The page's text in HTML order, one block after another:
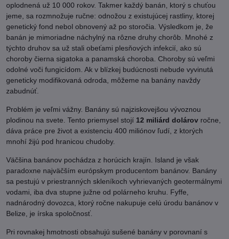
oplodnená už 10 000 rokov. Takmer každý banán, ktorý s chuťou
jeme, sa rozmnožuje ručne: odnožou z existujúcej rastliny, ktorej
genetický fond nebol obnovený až po storočia. Výsledkom je, že
banán je mimoriadne náchylný na rôzne druhy chorôb. Mnohé z
týchto druhov sa už stali obeťami plesňových infekcií, ako sú
choroby čierna sigatoka a panamská choroba. Choroby sú veľmi
odolné voči fungicídom. Ak v blízkej budúcnosti nebude vyvinutá
geneticky modifikovaná odroda, môžeme na banány navždy
zabudnúť.
Problém je veľmi vážny. Banány sú najziskovejšou vývoznou
plodinou na svete. Tento priemysel stojí 12 miliárd dolárov ročne,
dáva práce pre život a existenciu 400 miliónov ľudí, z ktorých
mnohí žijú pod hranicou chudoby.
Väčšina banánov pochádza z horúcich krajín. Island je však
paradoxne najväčším európskym producentom banánov. Banány
sa pestujú v priestranných skleníkoch vyhrievaných geotermálnymi
vodami, iba dva stupne južne od polárneho kruhu. Fyffe,
nadnárodný dovozca, ktorý ročne nakupuje celú úrodu banánov v
Belize, je írska spoločnosť.
Pri rovnakej hmotnosti obsahujú sušené banány v porovnaní s